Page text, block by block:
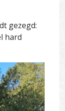
gezegd:
hard